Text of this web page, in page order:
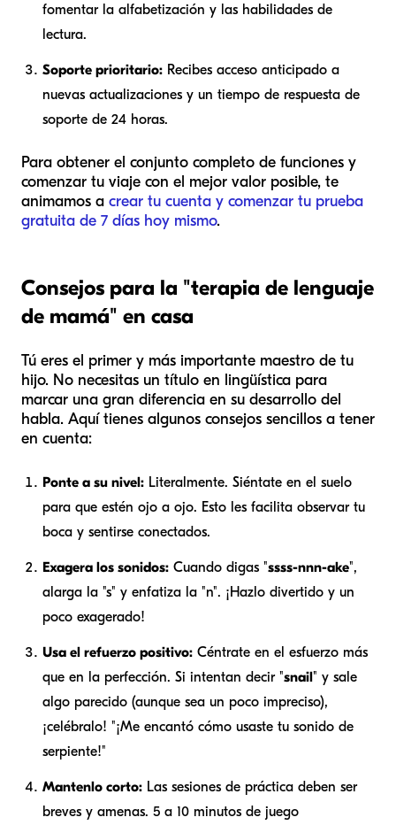
fomentar la alfabetización y las habilidades de
lectura.
Soporte prioritario: Recibes acceso anticipado a
nuevas actualizaciones y un tiempo de respuesta de
soporte de 24 horas.
Para obtener el conjunto completo de funciones y
comenzar tu viaje con el mejor valor posible, te
animamos a crear tu cuenta y comenzar tu prueba
gratuita de 7 días hoy mismo.
Consejos para la "terapia de lenguaje
de mamá" en casa
Tú eres el primer y más importante maestro de tu
hijo. No necesitas un título en lingüística para
marcar una gran diferencia en su desarrollo del
habla. Aquí tienes algunos consejos sencillos a tener
en cuenta:
Ponte a su nivel: Literalmente. Siéntate en el suelo
para que estén ojo a ojo. Esto les facilita observar tu
boca y sentirse conectados.
Exagera los sonidos: Cuando digas "ssss-nnn-ake",
alarga la "s" y enfatiza la "n". ¡Hazlo divertido y un
poco exagerado!
Usa el refuerzo positivo: Céntrate en el esfuerzo más
que en la perfección. Si intentan decir "snail" y sale
algo parecido (aunque sea un poco impreciso),
¡celébralo! "¡Me encantó cómo usaste tu sonido de
serpiente!"
Mantenlo corto: Las sesiones de práctica deben ser
breves y amenas. 5 a 10 minutos de juego